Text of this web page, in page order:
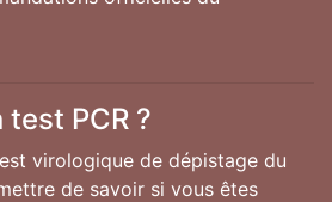
PCR ?
virologique de dépistage du
de savoir si vous êtes